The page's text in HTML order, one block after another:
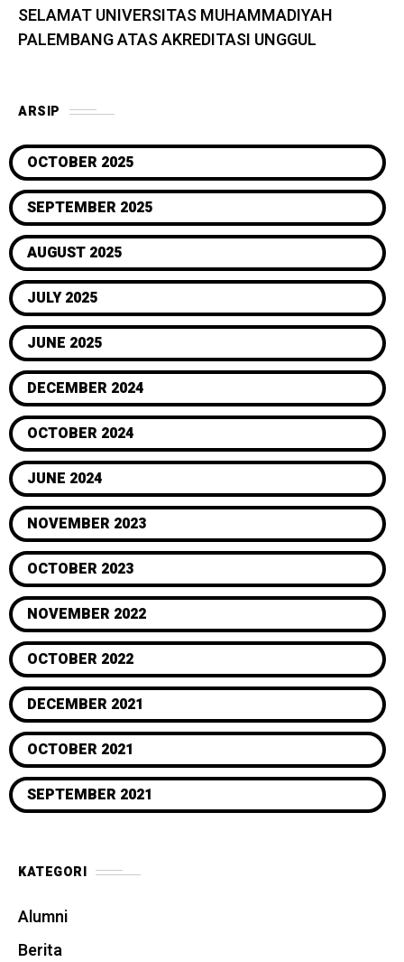
SELAMAT UNIVERSITAS MUHAMMADIYAH
PALEMBANG ATAS AKREDITASI UNGGUL
ARSIP
OCTOBER 2025
SEPTEMBER 2025
AUGUST 2025
JULY 2025
JUNE 2025
DECEMBER 2024
OCTOBER 2024
JUNE 2024
NOVEMBER 2023
OCTOBER 2023
NOVEMBER 2022
OCTOBER 2022
DECEMBER 2021
OCTOBER 2021
SEPTEMBER 2021
KATEGORI
Alumni
Berita